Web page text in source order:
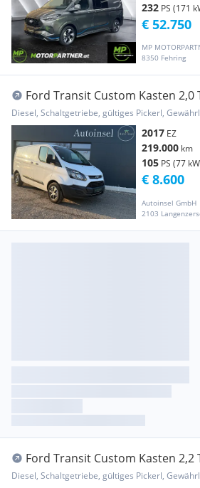
232 PS (171
MP
8350 Fehring
€ 52.750
Ford Transit Custom Kasten 2,0
Startup Transporter /
Diesel, Schaltgetriebe, gültiges Pickerl,
2017 EZ
219.000 km
105 PS (77
Autoinsel GmbH
2103
€ 8.600
Ford Transit Custom Kasten 2,2
MWST AUSWEI... Transporter /
Diesel, Schaltgetriebe, gültiges Pickerl,